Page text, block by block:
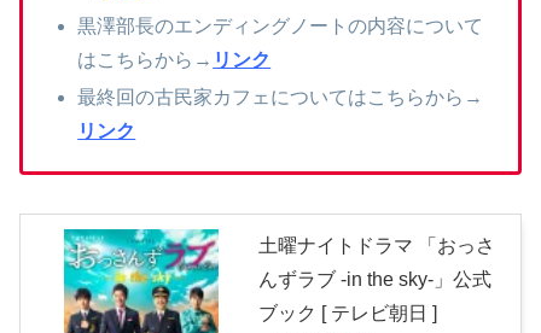
黒澤部長のエンディングノートの内容について
はこちらから→ リンク
最終回の古民家カフェについてはこちらから→
リンク
土曜ナイトドラマ 「おっさ
んずラブ -in the sky-」公式
ブック [ テレビ朝日 ]